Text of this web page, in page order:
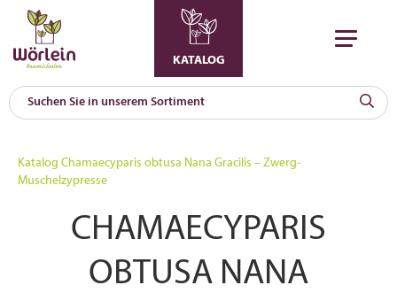
KATALOG
Katalog Chamaecyparis obtusa Nana Gracilis – Zwerg-
Muschelzypresse
CHAMAECYPARIS
OBTUSA NANA